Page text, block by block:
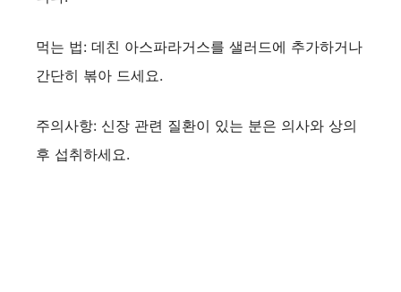
먹는 법: 데친 아스파라거스를 샐러드에 추가하거나
간단히 볶아 드세요.
주의사항: 신장 관련 질환이 있는 분은 의사와 상의
후 섭취하세요.